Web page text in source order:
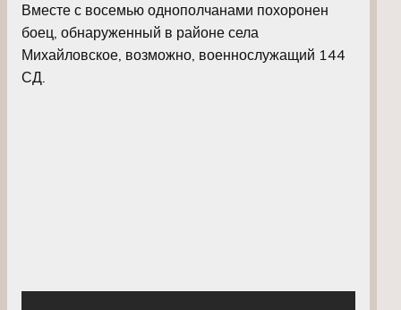
Вместе с восемью однополчанами похоронен
боец, обнаруженный в районе села
Михайловское, возможно, военнослужащий 144
СД.